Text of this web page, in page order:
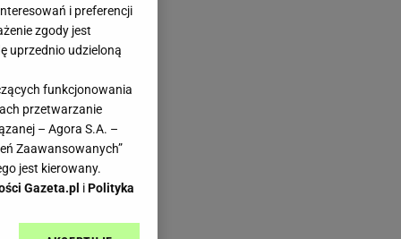
i preferencji
zgody jest
uprzednio udzieloną
funkcjonowania
przetwarzanie
– Agora S.A. –
Zaawansowanych”
jest kierowany.
Gazeta.pl iPolityka